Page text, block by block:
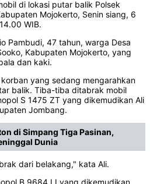
di lokasi putar balik Polsek
Mojokerto, Senin siang, 6
WIB.
Pambudi, 47 tahun, warga Desa
Kabupaten Mojokerto, yang
dan kaki.
yang sedang mengarahkan
balik. Tiba-tiba ditabrak mobil
S 1475 ZT yang dikemudikan Ali
Jombang.
di Simpang Tiga Pasinan,
Dunia
dari belakang," kata Ali.